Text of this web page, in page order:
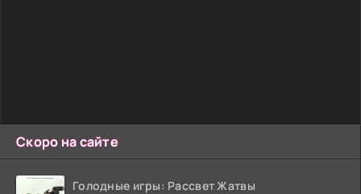
Скоро на сайте
Голодные игры: Рассвет Жатвы